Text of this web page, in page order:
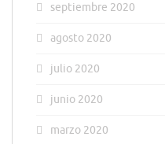
septiembre 2020
agosto 2020
julio 2020
junio 2020
marzo 2020